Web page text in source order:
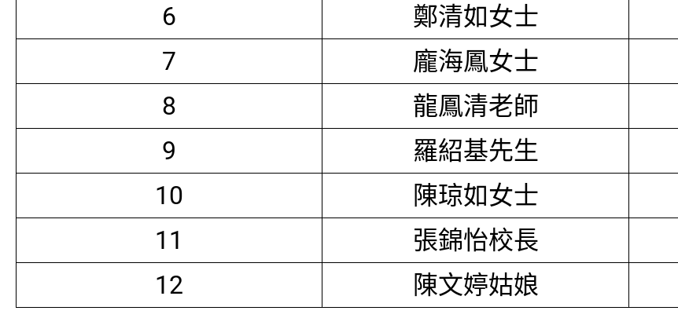
6
鄭清如女士
7
龐海鳳女士
8
龍鳳清老師
9
羅紹基先生
10
陳琼如女士
11
張錦怡校長
12
陳文婷姑娘